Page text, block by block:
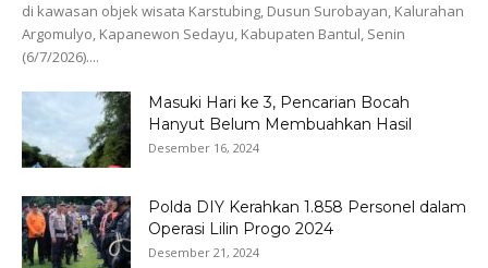
di kawasan objek wisata Karstubing, Dusun Surobayan, Kalurahan
Argomulyo, Kapanewon Sedayu, Kabupaten Bantul, Senin
(6/7/2026)....
Masuki Hari ke 3, Pencarian Bocah
Hanyut Belum Membuahkan Hasil
Desember 16, 2024
Polda DIY Kerahkan 1.858 Personel dalam
Operasi Lilin Progo 2024
Desember 21, 2024